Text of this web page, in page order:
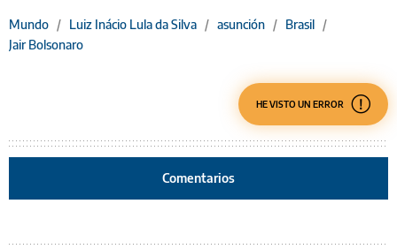
Mundo / Luiz Inácio Lula da Silva / asunción / Brasil /
Jair Bolsonaro
HE VISTO UN ERROR
Comentarios